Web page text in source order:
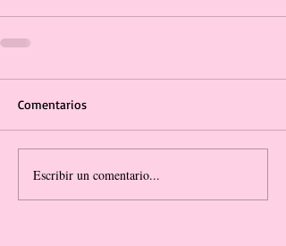
Comentarios
Escribir un comentario...